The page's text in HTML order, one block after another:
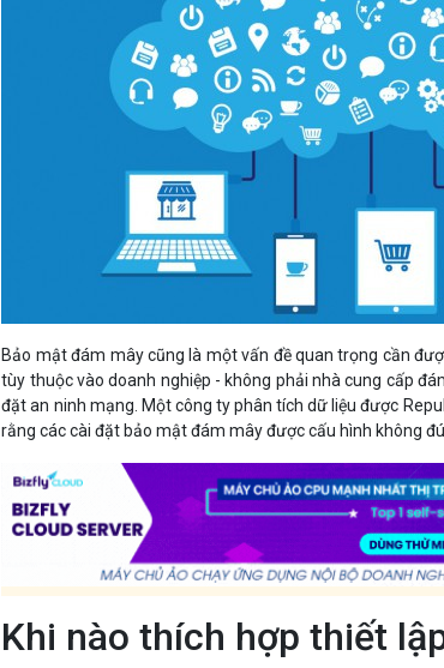
Bảo mật đám mây cũng là một vấn đề quan trọng cần
tùy thuộc vào doanh nghiệp - không phải nhà cung cấp
đặt an ninh mạng. Một công ty phân tích dữ liệu được
rằng các cài đặt bảo mật đám mây được cấu hình không
Khi nào thích hợp thiết